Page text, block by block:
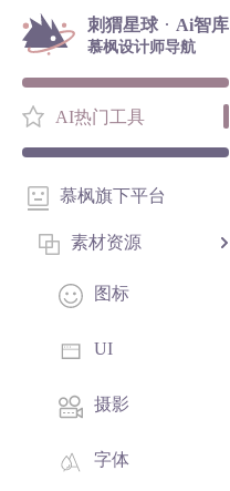
刺猬星球 · Ai智库
慕枫设计师导航
AI热门工具
慕枫旗下平台
素材资源
图标
UI
摄影
字体